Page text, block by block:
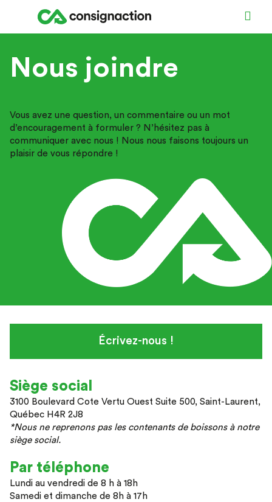
Nous joindre
Vous avez une question, un commentaire ou un mot
d’encouragement à formuler ? N’hésitez pas à
communiquer avec nous ! Nous nous faisons toujours un
plaisir de vous répondre !
Écrivez-nous !
Siège social
3100 Boulevard Cote Vertu Ouest Suite 500, Saint-Laurent,
Québec H4R 2J8
*Nous ne reprenons pas les contenants de boissons à notre
siège social.
Par téléphone
Lundi au vendredi de 8 h à 18h
Samedi et dimanche de 8h à 17h